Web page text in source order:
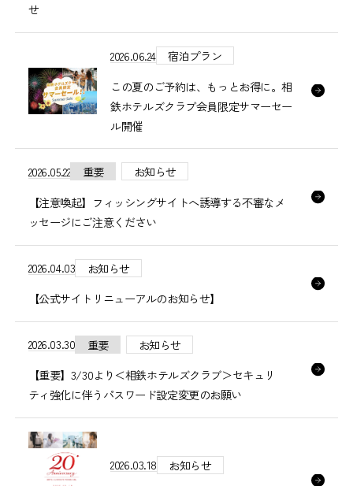
せ
2026.06.24
宿泊プラン
この夏のご予約は、もっとお得に。相
鉄ホテルズクラブ会員限定サマーセー
ル開催
2026.05.22 重要
お知らせ
【注意喚起】フィッシングサイトへ誘導する不審なメ
ッセージにご注意ください
2026.04.03
お知らせ
【公式サイトリニューアルのお知らせ】
2026.03.30 重要
お知らせ
【重要】3/30より＜相鉄ホテルズクラブ＞セキュリ
ティ強化に伴うパスワード設定変更のお願い
2026.03.18
お知らせ